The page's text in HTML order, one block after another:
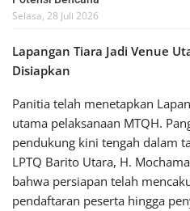
Selasa, 28 Juli 2026
Lapangan Tiara Jadi Venue
Disiapkan
Panitia telah menetapkan
utama pelaksanaan MTQH.
pendukung kini tengah dalam
LPTQ Barito Utara, H.
bahwa persiapan telah
pendaftaran peserta hingga